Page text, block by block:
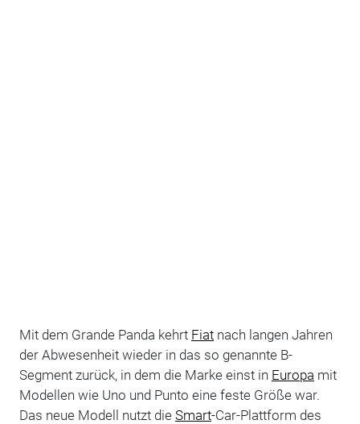
Mit dem Grande Panda kehrt Fiatnach langen Jahren
der Abwesenheit wieder in das so genannte B-
Segment zurück, in dem die Marke einst in Europa mit
Modellen wie Uno und Punto eine feste Größe war.
Das neue Modell nutzt die Smart-Car-Plattform des